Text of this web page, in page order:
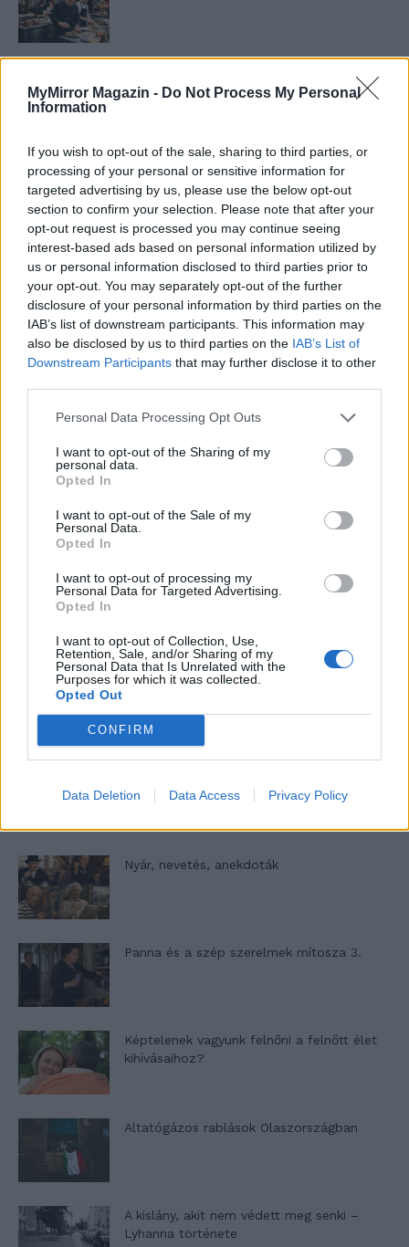
MyMirror Magazin - Do Not Process My Personal
Information
If you wish to opt-out of the sale, sharing to third parties, or
processing of your personal or sensitive information for
targeted advertising by us, please use the below opt-out
section to confirm your selection. Please note that after your
opt-out request is processed you may continue seeing
interest-based ads based on personal information utilized by
us or personal information disclosed to third parties prior to
your opt-out. You may separately opt-out of the further
disclosure of your personal information by third parties on the
IAB’s list of downstream participants. This information may
also be disclosed by us to third parties on the IAB’s List of
Downstream Participants that may further disclose it to other
Personal Data Processing Opt Outs
I want to opt-out of the Sharing of my
personal data.
Opted In
I want to opt-out of the Sale of my
Personal Data.
Opted In
I want to opt-out of processing my
Personal Data for Targeted Advertising.
Opted In
I want to opt-out of Collection, Use,
Retention, Sale, and/or Sharing of my
Personal Data that Is Unrelated with the
Purposes for which it was collected.
Opted Out
CONFIRM
Data Deletion Data Access Privacy Policy
Szent Genovéva, a túlélő Franciaország
jelképe
Minka 12. rész
Minka 11. rész
T. szereti a fiatal lányokat 14. rész
Pedig szóltam… – Miért nem hiszünk a
nőknek, amikor segítséget kérnek?
A legidegesítőbb kifejezések laza
gyűjteménye
Elyna Robbs: Adéle és az örökölt árnyak
Nyár, nevetés, anekdoták
Panna és a szép szerelmek mítosza 3.
Képtelenek vagyunk felnőni a felnőtt élet
kihívásaihoz?
Altatógázos rablások Olaszországban
A kislány, akit nem védett meg senki –
Lyhanna története